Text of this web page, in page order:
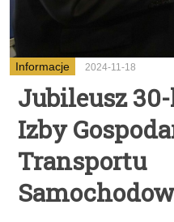
Informacje 2024-11-18
Jubileusz
Izby
Transportu